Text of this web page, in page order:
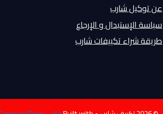
عن توكيل شارب
سياسة الإستبدال و الإرجاع
طريقة شراء تكييفات شارب